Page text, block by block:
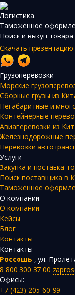
Логистика
Таможенное
Поиск и выкуп товара
Скачать презентацию
Грузоперевозки
Морские
Сборные грузы из
Негабаритные и
Контейнерные
Авиаперевозки из
Железнодорожные
Перевозки
Услуги
Закупка и поставка
Поиск поставщика в
Таможенное
О компании
О компании
Кейсы
Блог
Контакты
Контакты
Россошь , ул.
8 800 300 37 00
Офисы:
+7 (423) 205-60-99